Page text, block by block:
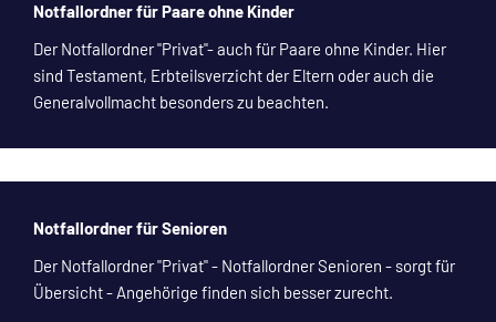
Notfallordner für Paare ohne Kinder
Der Notfallordner "Privat"- auch für Paare ohne Kinder. Hier
sind Testament, Erbteilsverzicht der Eltern oder auch die
Generalvollmacht besonders zu beachten.
Notfallordner für Senioren
Der Notfallordner "Privat" - Notfallordner Senioren - sorgt für
Übersicht - Angehörige finden sich besser zurecht.